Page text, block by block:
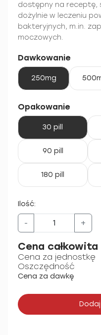
dostępny na receptę,
dożylnie w leczeniu
bakteryjnych, m.in.
moczowych.
Dawkowanie
250mg
Opakowanie
30 pill
90 pill
180 pill
Ilość:
- +
Cena całkowita
Cena za jednostkę
Oszczędność
Cena za dawkę